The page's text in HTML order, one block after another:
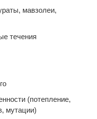
мавзолеи,
течения
(потепление,
мутации)